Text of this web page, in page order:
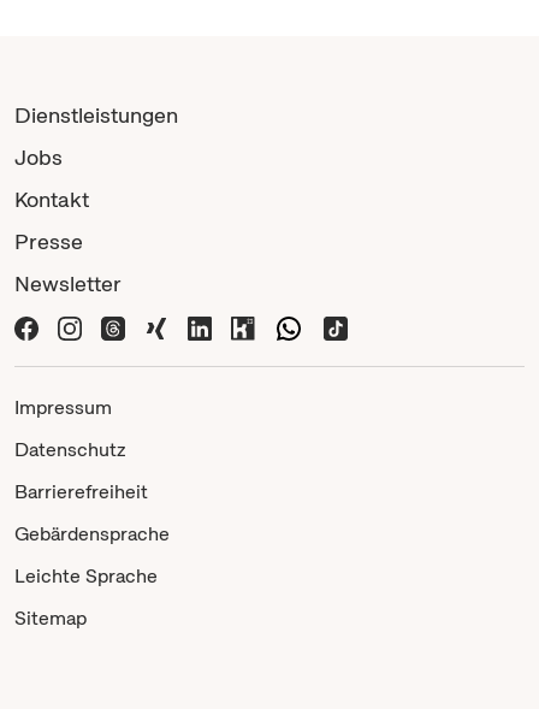
Dienstleistungen
Jobs
Kontakt
Presse
Newsletter
Impressum
Datenschutz
Barrierefreiheit
Gebärdensprache
Leichte Sprache
Sitemap